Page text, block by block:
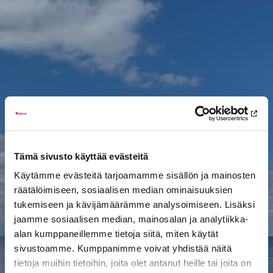
content
Tämä sivusto käyttää evästeitä
Käytämme evästeitä tarjoamamme sisällön ja mainosten
räätälöimiseen, sosiaalisen median ominaisuuksien
tukemiseen ja kävijämäärämme analysoimiseen. Lisäksi
jaamme sosiaalisen median, mainosalan ja analytiikka-
alan kumppaneillemme tietoja siitä, miten käytät
sivustoamme. Kumppanimme voivat yhdistää näitä
tietoja muihin tietoihin, joita olet antanut heille tai joita on
Hautaustoimistomme palvelevat
Satakunnan ja Varsinais-Suomen
alueella. Kuljetuksia hoidamme koko
Suomessa tarpeen mukaan. Saat